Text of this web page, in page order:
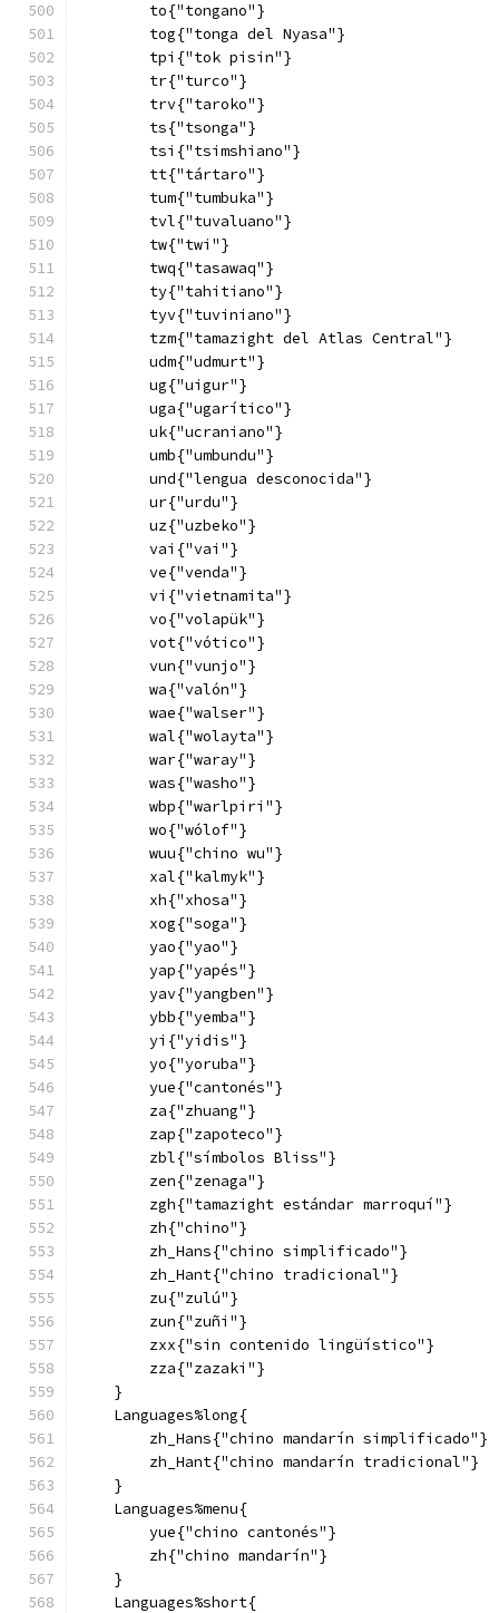
        to{"tongano"}
        tog{"tonga del Nyasa"}
        tpi{"tok pisin"}
        tr{"turco"}
        trv{"taroko"}
        ts{"tsonga"}
        tsi{"tsimshiano"}
        tt{"tártaro"}
        tum{"tumbuka"}
        tvl{"tuvaluano"}
        tw{"twi"}
        twq{"tasawaq"}
        ty{"tahitiano"}
        tyv{"tuviniano"}
        tzm{"tamazight del Atlas Central"}
        udm{"udmurt"}
        ug{"uigur"}
        uga{"ugarítico"}
        uk{"ucraniano"}
        umb{"umbundu"}
        und{"lengua desconocida"}
        ur{"urdu"}
        uz{"uzbeko"}
        vai{"vai"}
        ve{"venda"}
        vi{"vietnamita"}
        vo{"volapük"}
        vot{"vótico"}
        vun{"vunjo"}
        wa{"valón"}
        wae{"walser"}
        wal{"wolayta"}
        war{"waray"}
        was{"washo"}
        wbp{"warlpiri"}
        wo{"wólof"}
        wuu{"chino wu"}
        xal{"kalmyk"}
        xh{"xhosa"}
        xog{"soga"}
        yao{"yao"}
        yap{"yapés"}
        yav{"yangben"}
        ybb{"yemba"}
        yi{"yidis"}
        yo{"yoruba"}
        yue{"cantonés"}
        za{"zhuang"}
        zap{"zapoteco"}
        zbl{"símbolos Bliss"}
        zen{"zenaga"}
        zgh{"tamazight estándar marroquí"}
        zh{"chino"}
        zh_Hans{"chino simplificado"}
        zh_Hant{"chino tradicional"}
        zu{"zulú"}
        zun{"zuñi"}
        zxx{"sin contenido lingüístico"}
        zza{"zazaki"}
    }
    Languages%long{
        zh_Hans{"chino mandarín simplificado"}
        zh_Hant{"chino mandarín tradicional"}
    }
    Languages%menu{
        yue{"chino cantonés"}
        zh{"chino mandarín"}
    }
    Languages%short{